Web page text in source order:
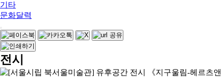
기타
문화달력
전시